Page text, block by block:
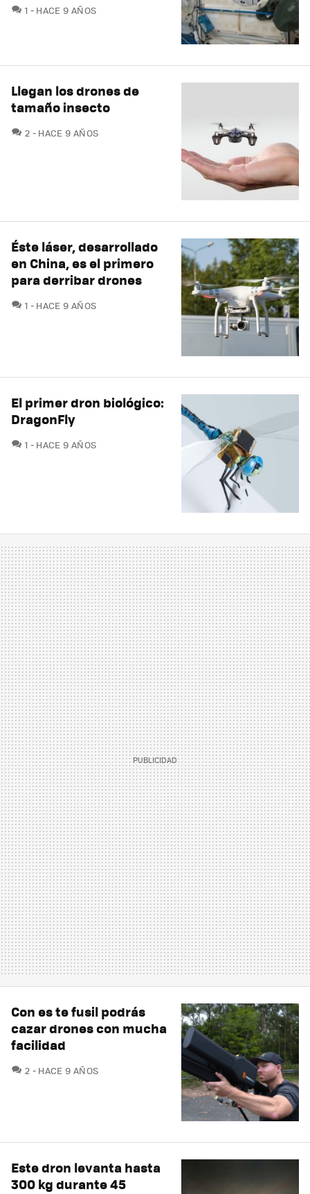
1 COMENTARIOS
HACE 9 AÑOS
Llegan los drones de
tamaño insecto
2 COMENTARIOS
HACE 9 AÑOS
Éste láser, desarrollado
en China, es el primero
para derribar drones
1 COMENTARIOS
HACE 9 AÑOS
El primer dron biológico:
DragonFly
1 COMENTARIOS
HACE 9 AÑOS
Con es te fusil podrás
cazar drones con mucha
facilidad
2 COMENTARIOS
HACE 9 AÑOS
Este dron levanta hasta
300 kg durante 45